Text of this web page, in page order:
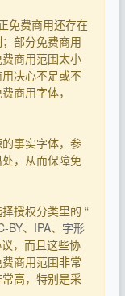
免费商用还存在
部分免费商用
商用范围太小
决心不足或不
商用字体，
事实字体，参
，从而保障免
授权分类里的 “
BY、 IPA、 字形
，而且这些协
商用范围非常
高，特别是采